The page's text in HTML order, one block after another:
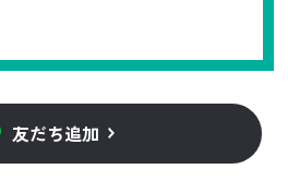
友だち追加